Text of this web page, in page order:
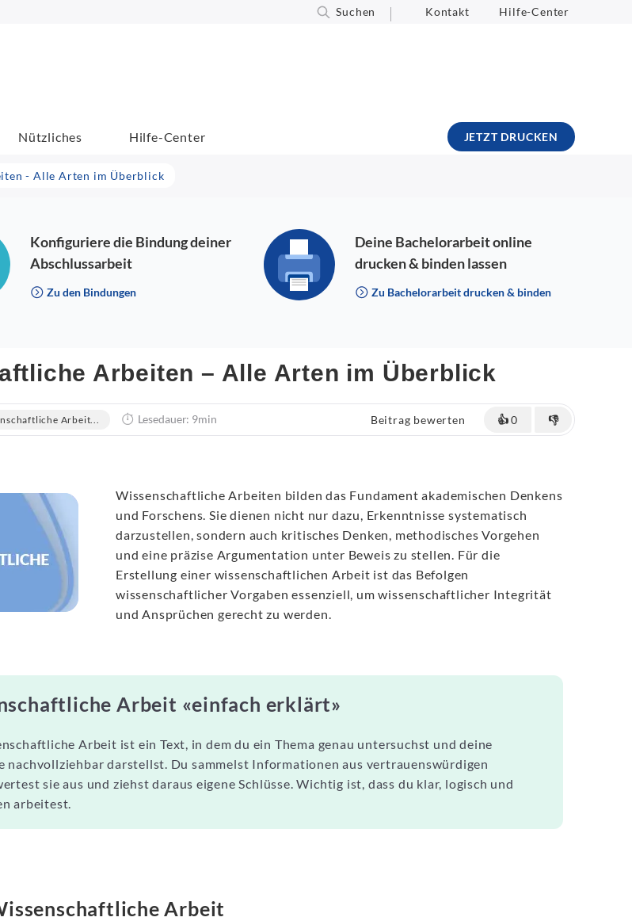
Suchen Kontakt Hilfe-Center
Nützliches Hilfe-Center JETZT DRUCKEN
- Alle Arten im Überblick
Konfiguriere die Bindung deiner
Abschlussarbeit
Zu den Bindungen
Deine Bachelorarbeit online
drucken & binden lassen
Zu Bachelorarbeit drucken & binden
Arbeiten – Alle Arten im Überblick
Arbeit... Lesedauer: 9min Beitrag bewerten 👍0 👎
Wissenschaftliche Arbeiten bilden das Fundament akademischen Denkens
und Forschens. Sie dienen nicht nur dazu, Erkenntnisse systematisch
darzustellen, sondern auch kritisches Denken, methodisches Vorgehen
und eine präzise Argumentation unter Beweis zu stellen. Für die
Erstellung einer wissenschaftlichen Arbeit ist das Befolgen
wissenschaftlicher Vorgaben essenziell, um wissenschaftlicher Integrität
und Ansprüchen gerecht zu werden.
Arbeit «einfach erklärt»
Arbeit ist ein Text, in dem du ein Thema genau untersuchst und deine
nachvollziehbar darstellst. Du sammelst Informationen aus vertrauenswürdigen
sie aus und ziehst daraus eigene Schlüsse. Wichtig ist, dass du klar, logisch und
arbeitest.
Arbeit